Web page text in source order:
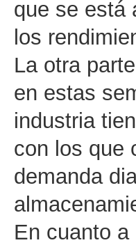
que se está
los
La otra
en estas
industria
con los que
demanda
En cuanto